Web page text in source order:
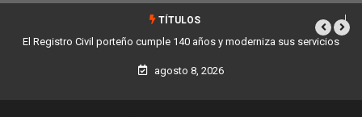
TÍTULOS
El Registro Civil porteño cumple 140 años y moderniza sus servicios
agosto 8, 2026